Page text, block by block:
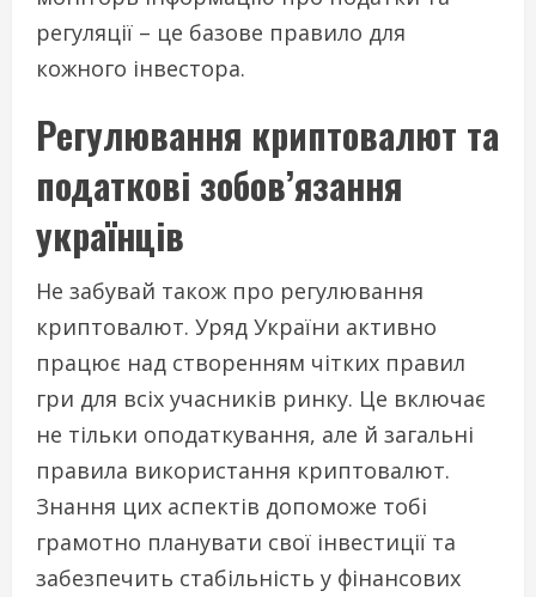
регуляції – це базове правило для
кожного інвестора.
Регулювання криптовалют та
податкові зобов’язання
українців
Не забувай також про регулювання
криптовалют. Уряд України активно
працює над створенням чітких правил
гри для всіх учасників ринку. Це включає
не тільки оподаткування, але й загальні
правила використання криптовалют.
Знання цих аспектів допоможе тобі
грамотно планувати свої інвестиції та
забезпечить стабільність у фінансових